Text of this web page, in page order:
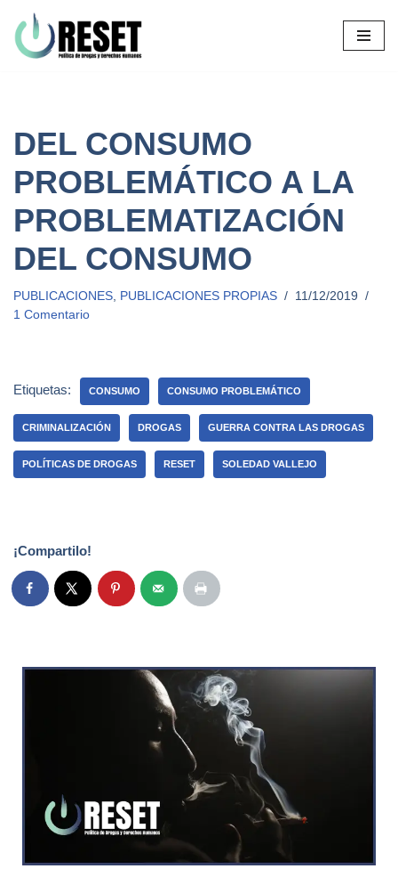
Ir
DEL CONSUMO
PROBLEMÁTICO A LA
PROBLEMATIZACIÓN
DEL CONSUMO
PUBLICACIONES PUBLICACIONES PROPIAS
11/12/2019
1 Comentario
Etiquetas: CONSUMO CONSUMO PROBLEMÁTICO
CRIMINALIZACIÓN DROGAS GUERRA CONTRA LAS DROGAS
POLÍTICAS DE DROGAS RESET SOLEDAD VALLEJO
¡Compartilo!